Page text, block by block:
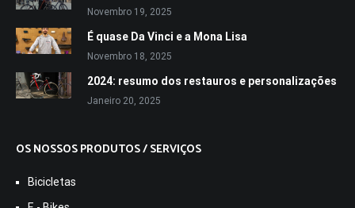
Novembro 19, 2025
É quase Da Vinci e a Mona Lisa
Novembro 18, 2025
2024: resumo dos restauros e personalizações
Janeiro 20, 2025
OS NOSSOS PRODUTOS / SERVIÇOS
Bicicletas